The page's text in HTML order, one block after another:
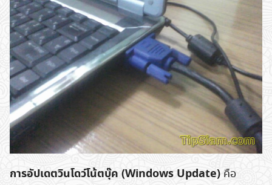
การอัปเดตวินโดว์โน้ตบุ๊ค (Windows Update) คือ